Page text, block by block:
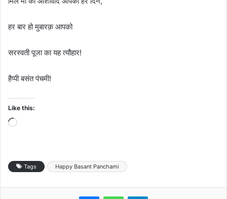
हर बार हो मुबारक़ आपको
सरस्वती पूजा का यह त्यौहार!
हैप्पी बसंत पंचमी!
Like this:
Loading…
Tags Happy Basant Panchami
MessengerWhatsAppTelegram